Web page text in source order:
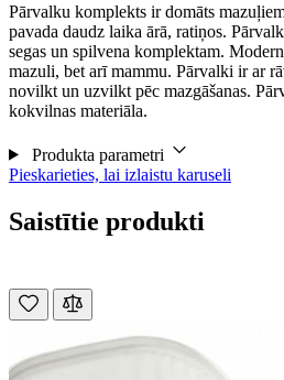
Pārvalku komplekts ir domāts
pavada daudz laika ārā, ratiņos.
segas un spilvena komplektam.
mazuli, bet arī mammu. Pārvalki ir ar
novilkt un uzvilkt pēc mazgāšanas.
kokvilnas materiāla.
Produkta parametri
Pieskarieties, lai izlaistu karuseli
Saistītie produkti